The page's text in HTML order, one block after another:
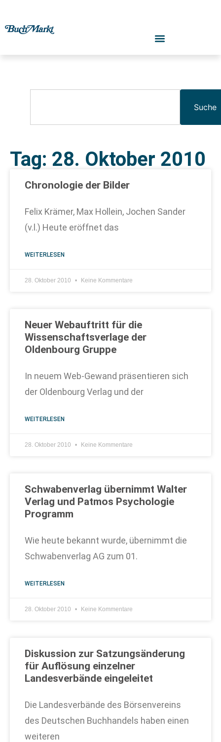
Suche
Tag: 28. Oktober 2010
Chronologie der Bilder
Felix Krämer, Max Hollein, Jochen Sander
(v.l.) Heute eröffnet das
WEITERLESEN
28. Oktober 2010 Keine Kommentare
Neuer Webauftritt für die
Wissenschaftsverlage der
Oldenbourg Gruppe
In neuem Web-Gewand präsentieren sich
der Oldenbourg Verlag und der
WEITERLESEN
28. Oktober 2010 Keine Kommentare
Schwabenverlag übernimmt Walter
Verlag und Patmos Psychologie
Programm
Wie heute bekannt wurde, übernimmt die
Schwabenverlag AG zum 01.
WEITERLESEN
28. Oktober 2010 Keine Kommentare
Diskussion zur Satzungsänderung
für Auflösung einzelner
Landesverbände eingeleitet
Die Landesverbände des Börsenvereins
des Deutschen Buchhandels haben einen
weiteren